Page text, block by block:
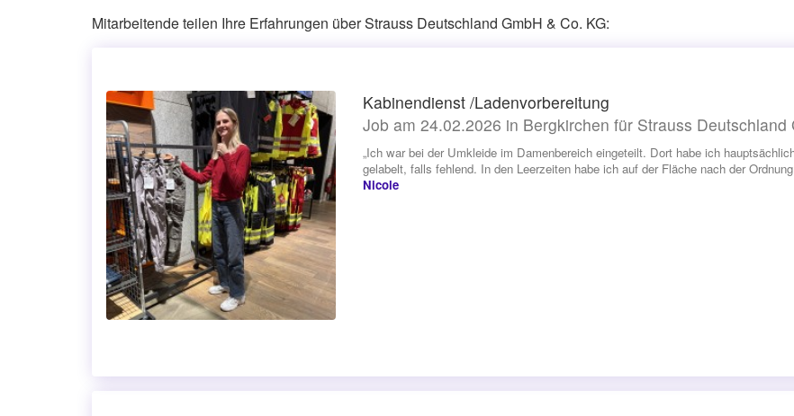
Mitarbeitende teilen Ihre Erfahrungen über Strauss Deutschland GmbH & Co. KG:
Kabinendienst /Ladenvorbereitung
Job am 24.02.2026 in Bergkirchen für Strauss Deutschland
„Ich war bei der Umkleide im Damenbereich eingeteilt. Dort habe ich
gelabelt, falls fehlend. In den Leerzeiten habe ich auf der Fläche nach der
Nicole